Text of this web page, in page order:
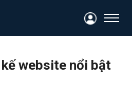
website nổi bật